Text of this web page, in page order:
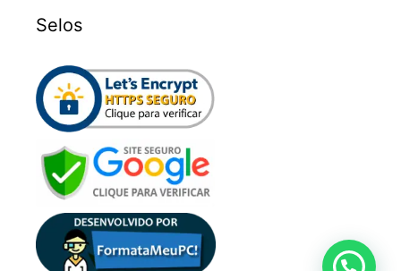
Selos